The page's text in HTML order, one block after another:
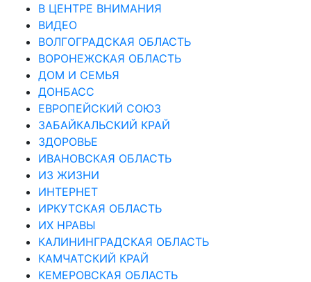
В ЦЕНТРЕ ВНИМАНИЯ
ВИДЕО
ВОЛГОГРАДСКАЯ ОБЛАСТЬ
ВОРОНЕЖСКАЯ ОБЛАСТЬ
ДОМ И СЕМЬЯ
ДОНБАСС
ЕВРОПЕЙСКИЙ СОЮЗ
ЗАБАЙКАЛЬСКИЙ КРАЙ
ЗДОРОВЬЕ
ИВАНОВСКАЯ ОБЛАСТЬ
ИЗ ЖИЗНИ
ИНТЕРНЕТ
ИРКУТСКАЯ ОБЛАСТЬ
ИХ НРАВЫ
КАЛИНИНГРАДCКАЯ ОБЛАСТЬ
КАМЧАТСКИЙ КРАЙ
КЕМЕРОВСКАЯ ОБЛАСТЬ